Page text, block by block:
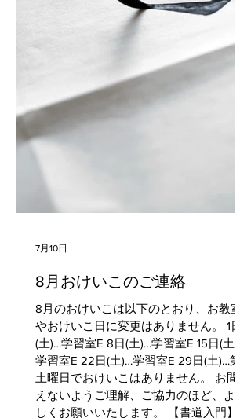
8月おけいこのご連絡
8月のおけいこは以下のとおり、お教室
やおけいこ日に変更はありません。 1日
(土)…学習室E 8日(土)…学習室E 15日(土)…
学習室E 22日(土)…学習室E 29日(土)…第5
土曜日でおけいこはありません。 お間違
えないようご理解、ご協力のほど、よろ
しくお願いいたします。 【書道入門】 日
7月10日